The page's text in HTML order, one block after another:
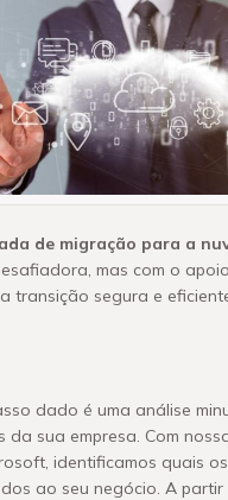
de migração para a
mas com o
transição segura e
dado é uma análise
da sua empresa. Com
identificamos quais os
ao seu negócio. A partir